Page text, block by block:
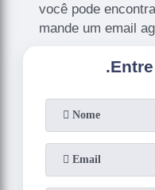
você pode
mande um email
.